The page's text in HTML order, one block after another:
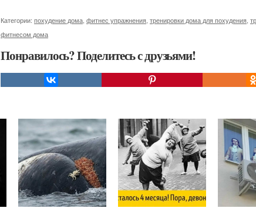
Категории: похудение дома фитнес упражнения тренировки дома для похудения
фитнесом дома
Понравилось? Поделитесь с друзьями!